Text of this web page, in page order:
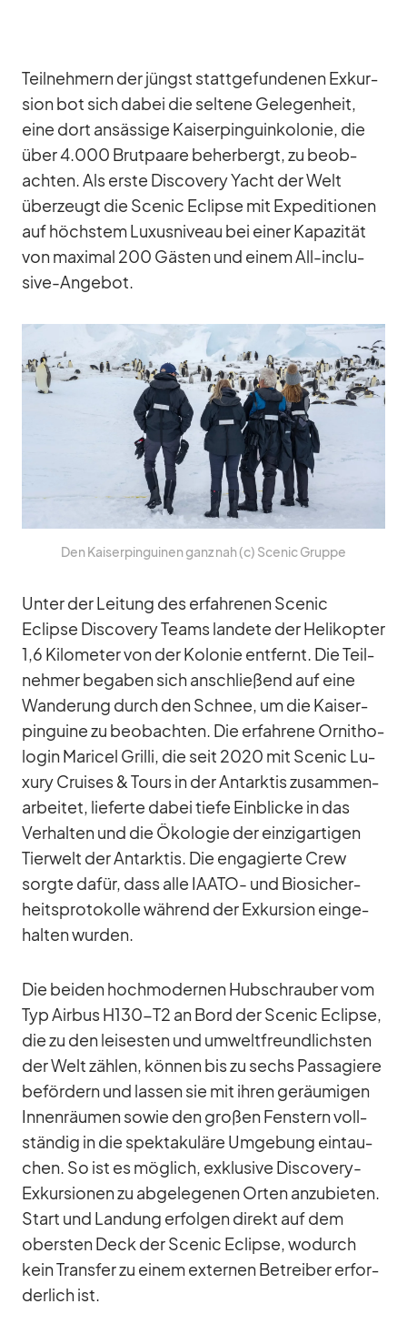
Teil­neh­mern der jüngst statt­ge­fun­de­nen Ex­kur­
sion bot sich da­bei die sel­tene Ge­le­gen­heit,
eine dort an­säs­sige Kai­ser­pin­guin­ko­lo­nie, die
über 4.000 Brut­paare be­her­bergt, zu be­ob­
ach­ten. Als erste Dis­co­very Yacht der Welt
über­zeugt die Scenic Eclipse mit Ex­pe­di­tio­nen
auf höchs­tem Lu­xus­ni­veau bei ei­ner Ka­pa­zi­tät
von ma­xi­mal 200 Gäs­ten und ei­nem All-in­clu­
sive-An­ge­bot.
Den Kai­ser­pin­gui­nen ganz nah (c) Scenic Gruppe
Un­ter der Lei­tung des er­fah­re­nen Scenic
Eclipse Dis­co­very Teams lan­dete der He­li­ko­pter
1,6 Ki­lo­me­ter von der Ko­lo­nie ent­fernt. Die Teil­
neh­mer be­ga­ben sich an­schlie­ßend auf eine
Wan­de­rung durch den Schnee, um die Kai­ser­
pin­guine zu be­ob­ach­ten. Die er­fah­rene Or­ni­tho­
lo­gin Ma­ri­cel Grilli, die seit 2020 mit Scenic Lu­
xury Crui­ses & Tours in der Ant­ark­tis zu­sam­men­
ar­bei­tet, lie­ferte da­bei tiefe Ein­bli­cke in das
Ver­hal­ten und die Öko­lo­gie der ein­zig­ar­ti­gen
Tier­welt der Ant­ark­tis. Die en­ga­gierte Crew
sorgte da­für, dass alle IAATO- und Bio­si­cher­
heits­pro­to­kolle wäh­rend der Ex­kur­sion ein­ge­
hal­ten wur­den.
Die bei­den hoch­mo­der­nen Hub­schrau­ber vom
Typ Air­bus H130-T2 an Bord der Scenic Eclipse,
die zu den lei­ses­ten und um­welt­freund­lichs­ten
der Welt zäh­len, kön­nen bis zu sechs Pas­sa­giere
be­för­dern und las­sen sie mit ih­ren ge­räu­mi­gen
In­nen­räu­men so­wie den gro­ßen Fens­tern voll­
stän­dig in die spek­ta­ku­läre Um­ge­bung ein­tau­
chen. So ist es mög­lich, ex­klu­sive Dis­co­very-
Ex­kur­sio­nen zu ab­ge­le­ge­nen Or­ten an­zu­bie­ten.
Start und Lan­dung er­fol­gen di­rekt auf dem
obers­ten Deck der Scenic Eclipse, wo­durch
kein Trans­fer zu ei­nem ex­ter­nen Be­trei­ber er­for­
der­lich ist.